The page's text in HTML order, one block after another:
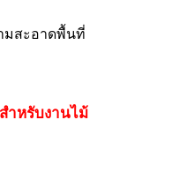
มสะอาดพื้นที่
ำหรับงานไม้